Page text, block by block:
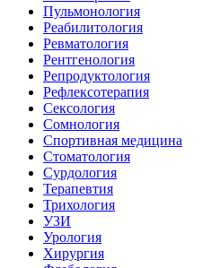
Пульмонология
Реабилитология
Ревматология
Рентгенология
Репродуктология
Рефлексотерапия
Сексология
Сомнология
Спортивная медицина
Стоматология
Сурдология
Терапевтия
Трихология
УЗИ
Урология
Хирургия